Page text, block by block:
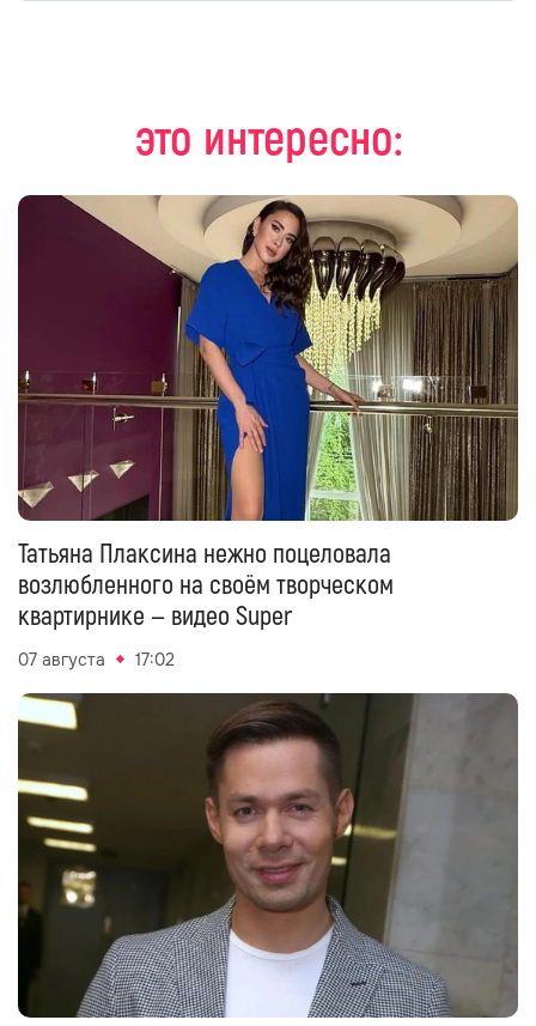
это интересно:
Татьяна Плаксина нежно поцеловала
возлюбленного на своём творческом
квартирнике — видео Super
07 августа 17:02